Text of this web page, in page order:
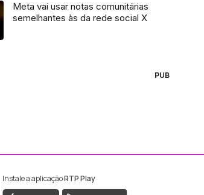
Meta vai usar notas comunitárias
semelhantes às da rede social X
PUB
Madeira
RTP Madeira
Instale a aplicaçãoRTP Play